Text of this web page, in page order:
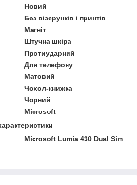
Новий
Без візерунків і принтів
Магніт
Штучна шкіра
Протиударний
Для телефону
Матовий
Чохол-книжка
Чорний
Microsoft
Microsoft Lumia 430 Dual Sim